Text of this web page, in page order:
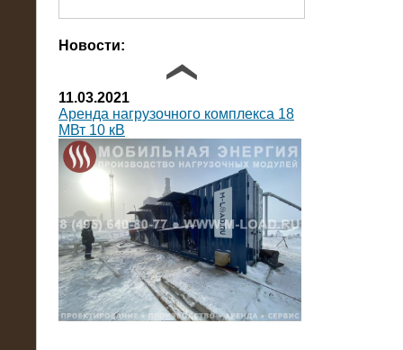
Новости:
11.03.2021
Аренда нагрузочного комплекса 18
МВт 10 кВ